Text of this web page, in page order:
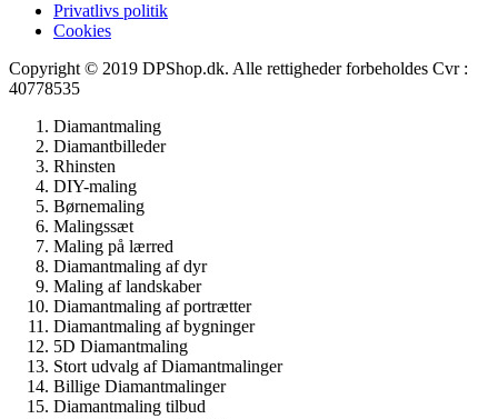
Privatlivs politik
Cookies
Copyright © 2019 DPShop.dk. Alle rettigheder forbeholdes Cvr :
40778535
Diamantmaling
Diamantbilleder
Rhinsten
DIY-maling
Børnemaling
Malingssæt
Maling på lærred
Diamantmaling af dyr
Maling af landskaber
Diamantmaling af portrætter
Diamantmaling af bygninger
5D Diamantmaling
Stort udvalg af Diamantmalinger
Billige Diamantmalinger
Diamantmaling tilbud